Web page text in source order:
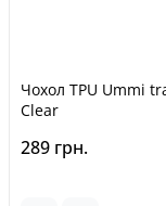
Чохол TPU Ummi
Clear
289 грн.